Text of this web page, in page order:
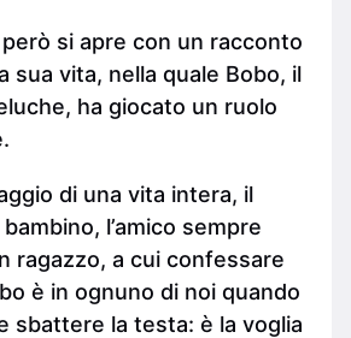
però si apre con un racconto
sua vita, nella quale Bobo, il
ha giocato un ruolo
di una vita intera, il
l’amico sempre
ragazzo, a cui confessare
è in ognuno di noi quando
sbattere la testa: è la voglia